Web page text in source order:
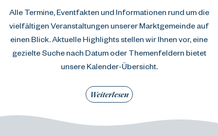
Alle Termine, Eventfakten und Informationen rund um die
vielfältigen Veranstaltungen unserer Marktgemeinde auf
einen Blick. Aktuelle Highlights stellen wir Ihnen vor, eine
gezielte Suche nach Datum oder Themenfeldern bietet
unsere Kalender-Übersicht.
Weiterlesen